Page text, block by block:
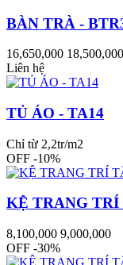
BÀN TRÀ -
16,650,000 18,500,000
Liên hệ
TỦ ÁO - TA14
Chỉ từ 2,2tr/m2
OFF -10%
KỆ TRANG
8,100,000 9,000,000
OFF -30%